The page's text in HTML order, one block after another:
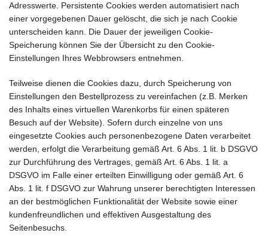
Adresswerte. Persistente Cookies werden automatisiert nach
einer vorgegebenen Dauer gelöscht, die sich je nach Cookie
unterscheiden kann. Die Dauer der jeweiligen Cookie-
Speicherung können Sie der Übersicht zu den Cookie-
Einstellungen Ihres Webbrowsers entnehmen.
Teilweise dienen die Cookies dazu, durch Speicherung von
Einstellungen den Bestellprozess zu vereinfachen (z.B. Merken
des Inhalts eines virtuellen Warenkorbs für einen späteren
Besuch auf der Website). Sofern durch einzelne von uns
eingesetzte Cookies auch personenbezogene Daten verarbeitet
werden, erfolgt die Verarbeitung gemäß Art. 6 Abs. 1 lit. b DSGVO
zur Durchführung des Vertrages, gemäß Art. 6 Abs. 1 lit. a
DSGVO im Falle einer erteilten Einwilligung oder gemäß Art. 6
Abs. 1 lit. f DSGVO zur Wahrung unserer berechtigten Interessen
an der bestmöglichen Funktionalität der Website sowie einer
kundenfreundlichen und effektiven Ausgestaltung des
Seitenbesuchs.